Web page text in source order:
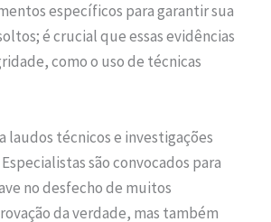
específicos para garantir sua
é crucial que essas evidências
como o uso de técnicas
laudos técnicos e investigações
são convocados para
no desfecho de muitos
da verdade, mas também